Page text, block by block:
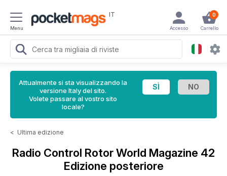
Menu
IT 0
Carrello
Accesso
Attualmente si sta visualizzando la
versione Italy del sito.
Volete passare al vostro sito
locale?
< Ultima edizione
Radio Control Rotor World Magazine 42
Edizione posteriore